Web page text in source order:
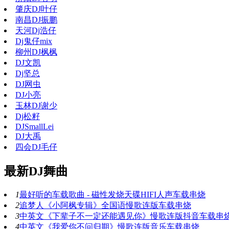
肇庆DJ叶仔
南昌DJ振鹏
天河Dj浩仔
Dj鬼仔mix
柳州DJ枫枫
DJ文凯
Dj坚总
DJ网虫
DJ小亮
玉林DJ谢少
Dj松籽
DJSmallLei
DJ大禹
四会DJ毛仔
最新DJ舞曲
1最好听的车载歌曲 - 磁性发烧天碟HIFI人声车载串烧
2追梦人《小阿枫专辑》全国语慢歌连版车载串烧
3中英文《下辈子不一定还能遇见你》慢歌连版抖音车载串
4中英文《我爱你不问归期》慢歌连版音乐车载串烧